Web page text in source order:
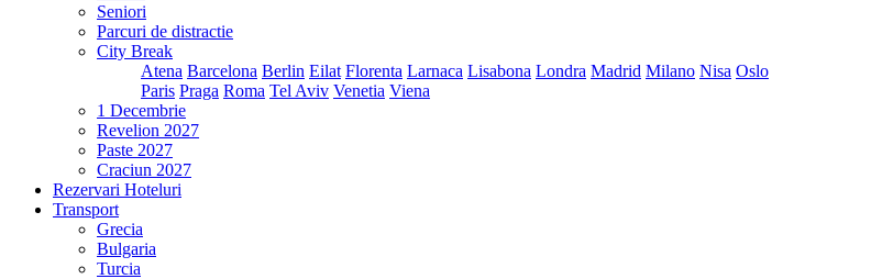
Seniori
Parcuri de distractie
City Break
Atena Barcelona Berlin Eilat Florenta Larnaca Lisabona Londra Madrid Milano Nisa Oslo
Paris Praga Roma Tel Aviv Venetia Viena
1 Decembrie
Revelion 2027
Paste 2027
Craciun 2027
Rezervari Hoteluri
Transport
Grecia
Bulgaria
Turcia